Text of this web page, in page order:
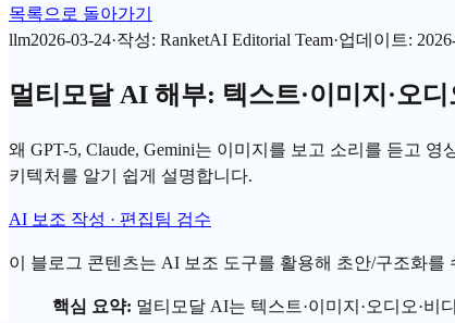
목록으로 돌아가기
llm2026-03-24·작성: RanketAI Editorial Team·업데이트:
멀티모달 AI 해부: 텍스트·이미지·오
왜 GPT-5, Claude, Gemini는 이미지를 보고 소리를 듣고
키텍처를 알기 쉽게 설명합니다.
AI 보조 작성 · 편집팀 검수
이 블로그 콘텐츠는 AI 보조 도구를 활용해 초안/구조화를
핵심 요약: 멀티모달 AI는 텍스트·이미지·오디오·